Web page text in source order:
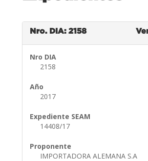
Nro. DIA: 2158
Nro DIA
2158
Año
2017
Expediente SEAM
14408/17
Proponente
IMPORTADORA ALEMANA S.A